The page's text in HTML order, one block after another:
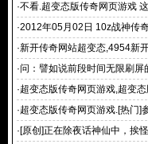
·不看.超变态版传奇网页游戏
mv下载十分
·2012年05月02日 10z战神传
·新开传奇网站超变态,4954新
传奇网页游戏_新开
·问：譬如说前段时间无限刷屏
·超变态版传奇网页游戏,超变
奇
·超变态版传奇网页游戏.[热门]
诞死躲
·[原创]正在除夜话神仙中，挨